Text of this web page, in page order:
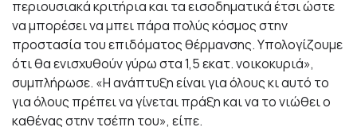
περιουσιακά κριτήρια και τα εισοδηματικά έτσι ώστε
να μπορέσει να μπει πάρα πολύς κόσμος στην
προστασία του επιδόματος θέρμανσης. Υπολογίζουμε
ότι θα ενισχυθούν γύρω στα 1,5 εκατ. νοικοκυριά»,
συμπλήρωσε. «Η ανάπτυξη είναι για όλους κι αυτό το
για όλους πρέπει να γίνεται πράξη και να το νιώθει ο
καθένας στην τσέπη του», είπε.